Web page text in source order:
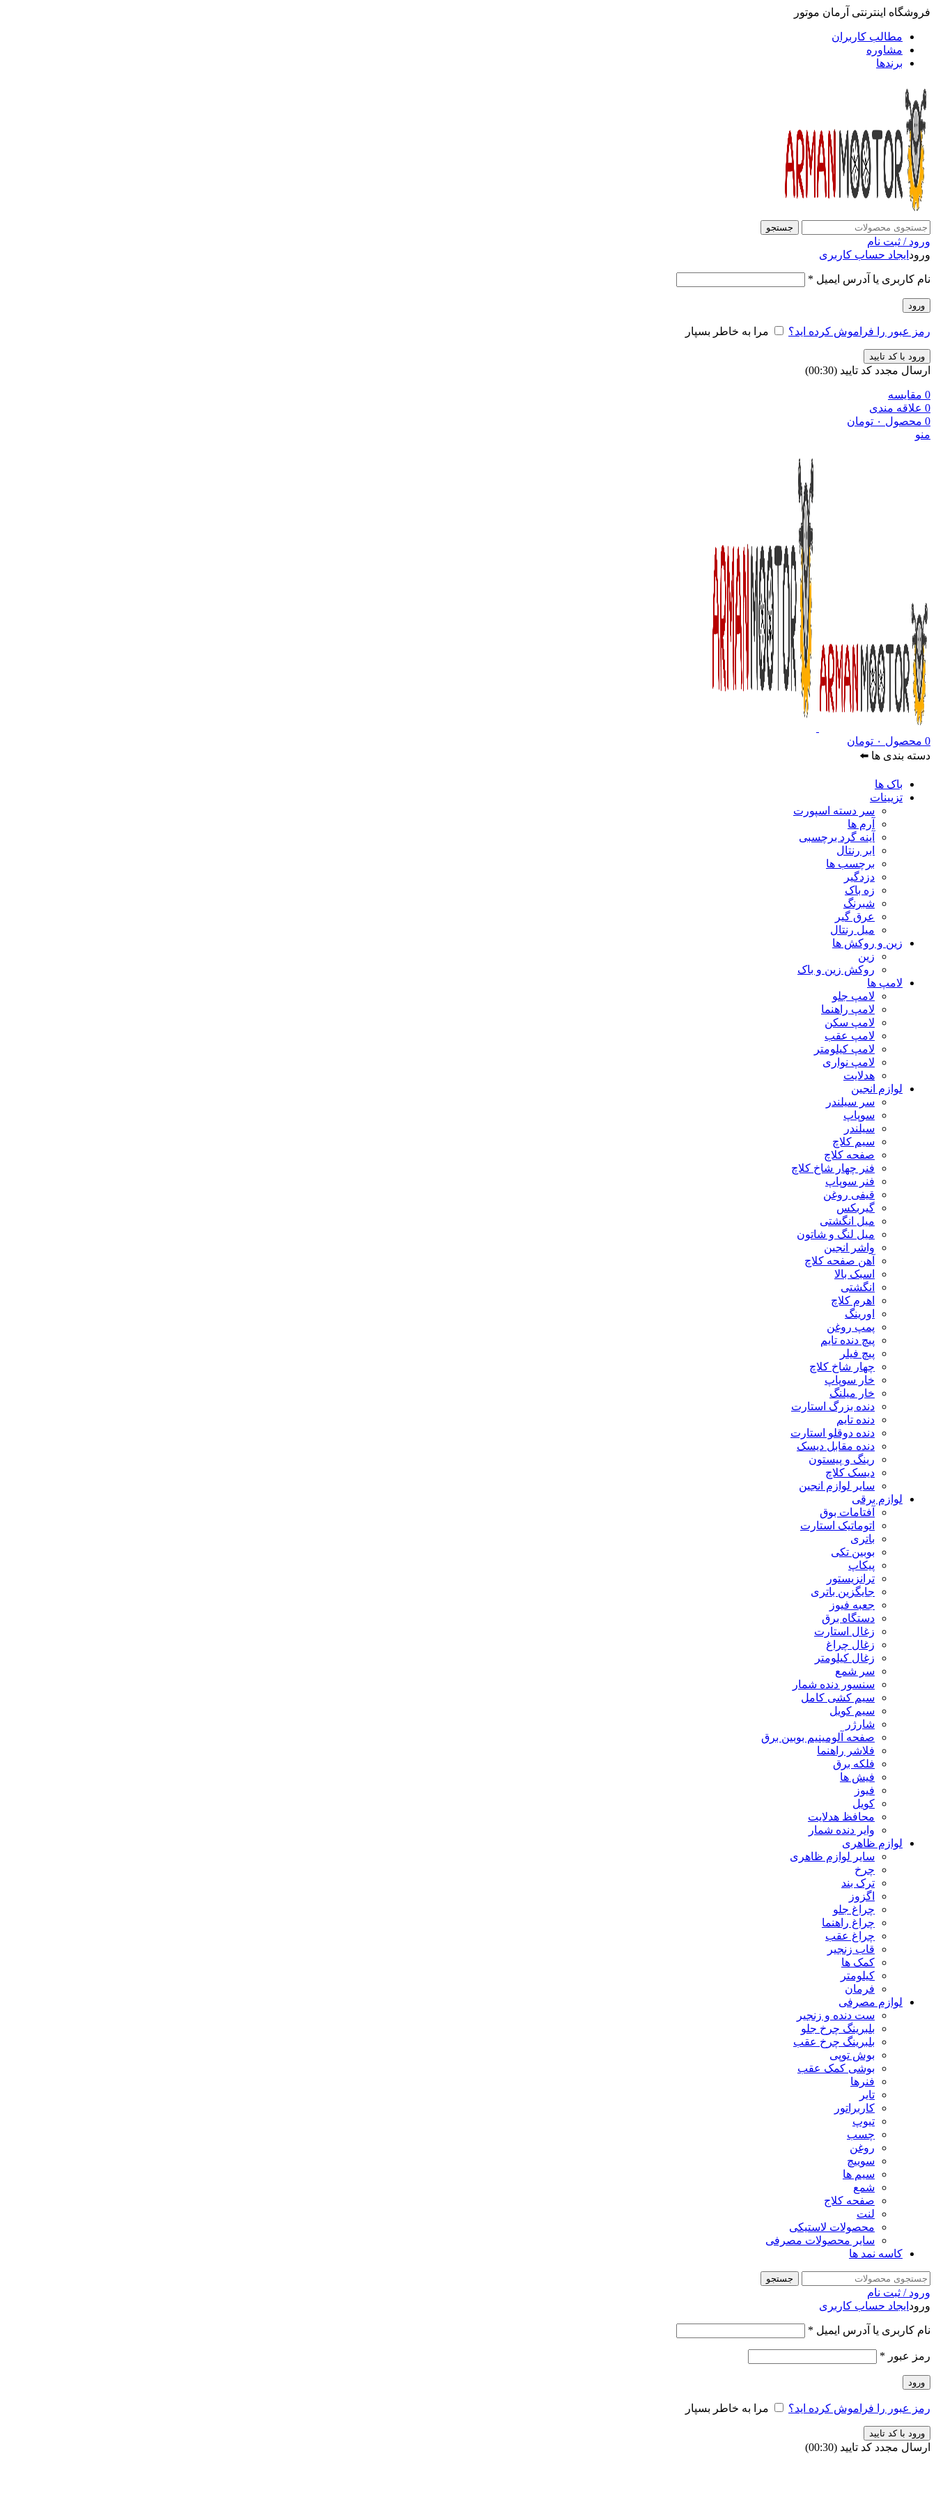
فروشگاه اینترنتی آرمان موتور
مطالب کاربران
مشاوره
برندها
جستجو
ورود / ثبت نام
ورود ایجاد حساب کاربری
نام کاربری یا آدرس ایمیل *
ورود
رمز عبور را فراموش کرده اید؟ مرا به خاطر بسپار
ورود با کد تایید
ارسال مجدد کد تایید (00:
30
)
0 مقایسه
0 علاقه مندی
0 محصول ۰ تومان
منو
0 محصول ۰ تومان
دسته بندی ها ⬅️
باک ها
تزیینات
سر دسته اسپورت
آرم ها
آینه گرد برچسبی
ابر رنتال
برچسب ها
دزدگیر
زه باک
شبرنگ
عرق گیر
میل رنتال
زین و روکش ها
زین
روکش زین و باک
لامپ ها
لامپ جلو
لامپ راهنما
لامپ سکن
لامپ عقب
لامپ کیلومتر
لامپ نواری
هدلایت
لوازم انجین
سر سیلندر
سوپاپ
سیلندر
سیم کلاچ
صفحه کلاچ
فنر چهار شاخ کلاچ
فنر سوپاپ
قیفی روغن
گیربکس
میل انگشتی
میل لنگ و شاتون
واشر انجین
آهن صفحه کلاچ
اسبک بالا
انگشتی
اهرم کلاچ
اورینگ
پمپ روغن
پیچ دنده تایم
پیچ فیلر
چهار شاخ کلاچ
خار سوپاپ
خار میلنگ
دنده بزرگ استارت
دنده تایم
دنده دوقلو استارت
دنده مقابل دیسک
رینگ و پیستون
دیسک کلاچ
سایر لوازم انجین
لوازم برقی
آفتامات بوق
اتوماتیک استارت
باتری
بوبین تکی
پیکاپ
ترانزیستور
جایگزین باتری
جعبه فیوز
دستگاه برق
زغال استارت
زغال چراغ
زغال کیلومتر
سر شمع
سنسور دنده شمار
سیم کشی کامل
سیم کویل
شارژر
صفحه آلومینیم بوبین برق
فلاشر راهنما
فلکه برق
فیش ها
فیوز
کویل
محافظ هدلایت
وایر دنده شمار
لوازم ظاهری
سایر لوازم ظاهری
چرخ
ترک بند
اگزوز
چراغ جلو
چراغ راهنما
چراغ عقب
قاب زنجیر
کمک ها
کیلومتر
فرمان
لوازم مصرفی
ست دنده و زنجیر
بلبرینگ چرخ جلو
بلبرینگ چرخ عقب
بوش توپی
بوشی کمک عقب
فنرها
تایر
کاربراتور
تیوپ
چسب
روغن
سوییچ
سیم ها
شمع
صفحه کلاج
لنت
محصولات لاستیکی
سایر محصولات مصرفی
کاسه نمد ها
جستجو
ورود / ثبت نام
ورود ایجاد حساب کاربری
نام کاربری یا آدرس ایمیل *
رمز عبور *
ورود
رمز عبور را فراموش کرده اید؟ مرا به خاطر بسپار
ورود با کد تایید
ارسال مجدد کد تایید (00:
30
)